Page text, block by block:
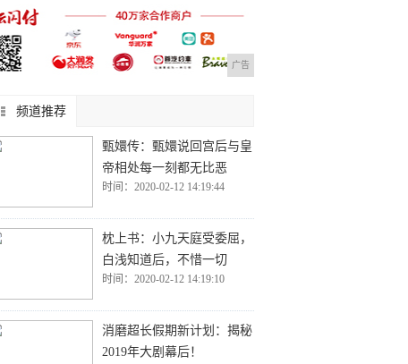
广告
频道推荐
甄嬛传：甄嬛说回宫后与皇
帝相处每一刻都无比恶
时间：2020-02-12 14:19:44
枕上书：小九天庭受委屈，
白浅知道后，不惜一切
时间：2020-02-12 14:19:10
消磨超长假期新计划：揭秘
2019年大剧幕后！